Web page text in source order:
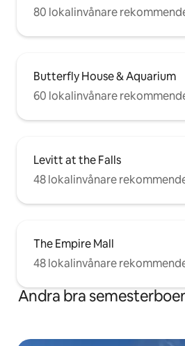
80 lokalinvånare
Butterfly House & Aquarium
60 lokalinvånare
Levitt at the Falls
48 lokalinvånare
The Empire Mall
48 lokalinvånare
Andra bra